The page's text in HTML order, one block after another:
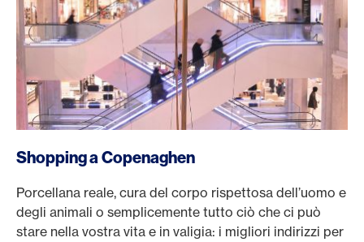
Shopping a Copenaghen
Porcellana reale, cura del corpo rispettosa dell’uomo e
degli animali o semplicemente tutto ciò che ci può
stare nella vostra vita e in valigia: i migliori indirizzi per